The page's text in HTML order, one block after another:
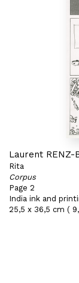
Laurent RENZ-
Rita
Corpus
Page 2
India ink and
25,5 x 36,5 cm (